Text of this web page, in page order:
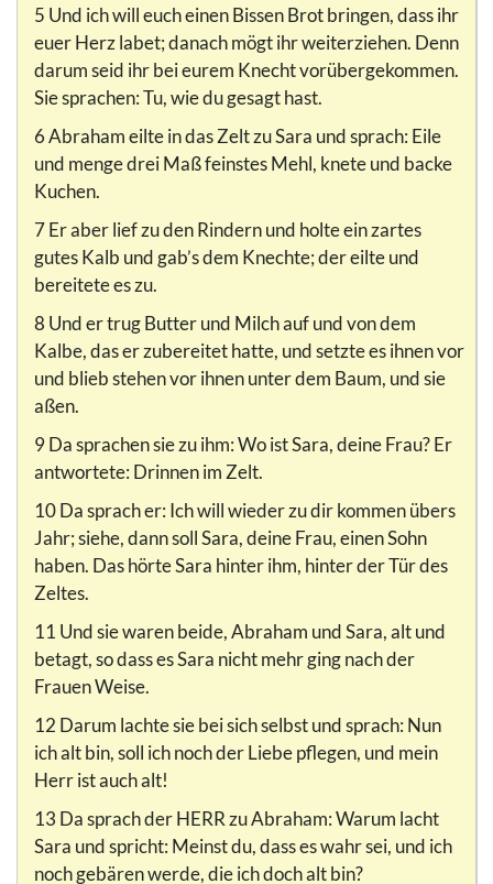
5 Und ich will euch einen Bissen Brot bringen, dass ihr
euer Herz labet; danach mögt ihr weiterziehen. Denn
darum seid ihr bei eurem Knecht vorübergekommen.
Sie sprachen: Tu, wie du gesagt hast.
6 Abraham eilte in das Zelt zu Sara und sprach: Eile
und menge drei Maß feinstes Mehl, knete und backe
Kuchen.
7 Er aber lief zu den Rindern und holte ein zartes
gutes Kalb und gab’s dem Knechte; der eilte und
bereitete es zu.
8 Und er trug Butter und Milch auf und von dem
Kalbe, das er zubereitet hatte, und setzte es ihnen vor
und blieb stehen vor ihnen unter dem Baum, und sie
aßen.
9 Da sprachen sie zu ihm: Wo ist Sara, deine Frau? Er
antwortete: Drinnen im Zelt.
10 Da sprach er: Ich will wieder zu dir kommen übers
Jahr; siehe, dann soll Sara, deine Frau, einen Sohn
haben. Das hörte Sara hinter ihm, hinter der Tür des
Zeltes.
11 Und sie waren beide, Abraham und Sara, alt und
betagt, so dass es Sara nicht mehr ging nach der
Frauen Weise.
12 Darum lachte sie bei sich selbst und sprach: Nun
ich alt bin, soll ich noch der Liebe pflegen, und mein
Herr ist auch alt!
13 Da sprach der HERR zu Abraham: Warum lacht
Sara und spricht: Meinst du, dass es wahr sei, und ich
noch gebären werde, die ich doch alt bin?